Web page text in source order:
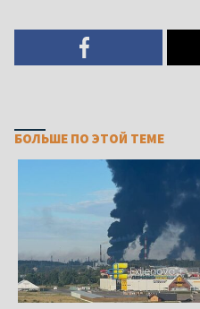
БОЛЬШЕ ПО ЭТОЙ ТЕМЕ